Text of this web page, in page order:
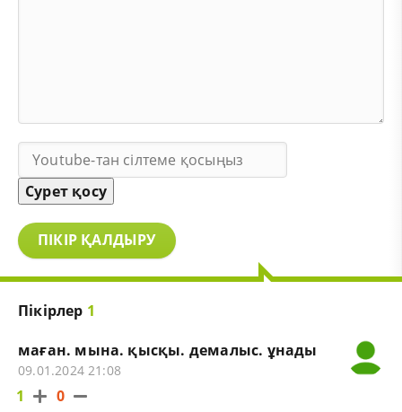
Сурет қосу
ПІКІР ҚАЛДЫРУ
Пікірлер 1
маған. мына. қысқы. демалыс. ұнады
09.01.2024 21:08
1 0